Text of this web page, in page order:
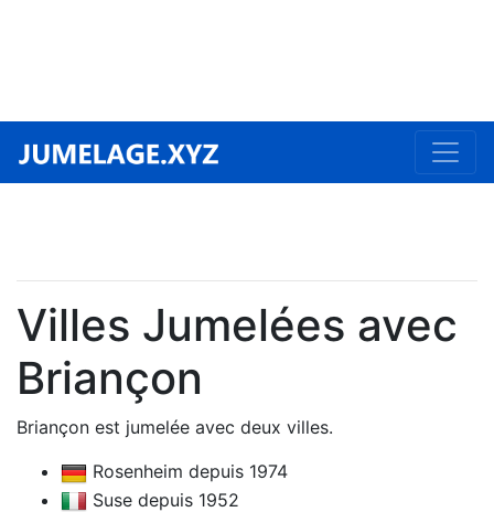
Villes Jumelées avec
Briançon
Briançon est jumelée avec deux villes.
Rosenheim depuis 1974
Suse depuis 1952